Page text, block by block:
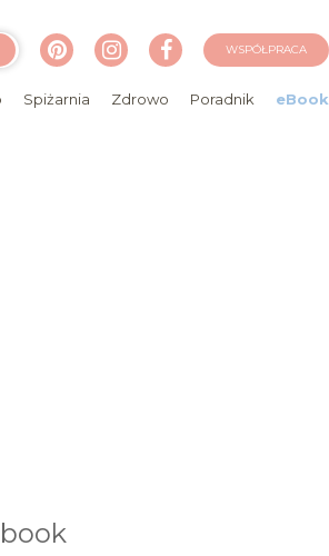
WSPÓŁPRACA
Spiżarnia Zdrowo Poradnik eBook